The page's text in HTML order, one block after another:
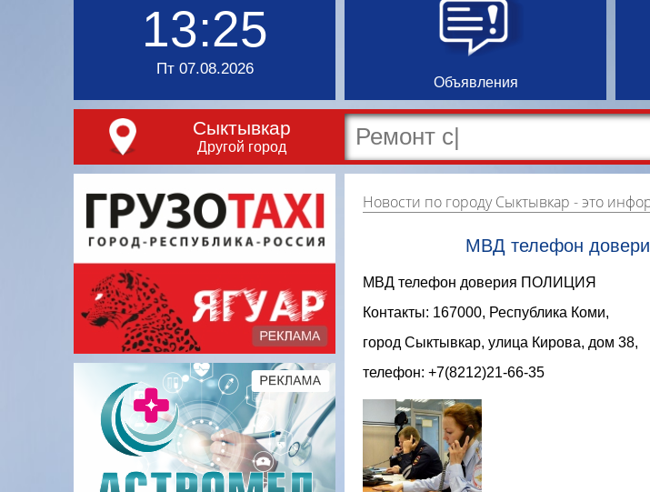
13:25
Пт 07.08.2026
Объявления
Сыктывкар
Другой город
Новости по городу Сыктывкар - это информация о событиях, мероприятиях и торгово-коммерческой
МВД телефон
МВД телефон доверия ПОЛИЦИЯ
Контакты: 167000, Республика Коми,
город Сыктывкар, улица Кирова, дом 38,
телефон: +7(8212)21-66-35